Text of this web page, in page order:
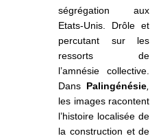
ségrégation aux
Etats-Unis. Drôle et
percutant sur les
ressorts de
l’amnésie collective.
Dans Palingénésie
les images racontent
l’histoire localisée de
la construction et de